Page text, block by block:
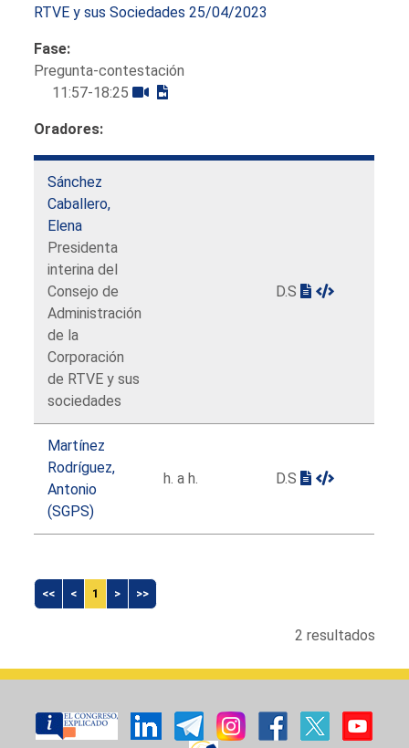
RTVE y sus Sociedades 25/04/2023
Fase:
Pregunta-contestación
11:57-18:25
Oradores:
Sánchez
Caballero,
Elena
Presidenta
interina del
Consejo de
Administración
de la
Corporación
de RTVE y sus
sociedades
D.S
Martínez
Rodríguez,
Antonio
(SGPS)
h. a h. D.S
<< < 1 > >>
2 resultados